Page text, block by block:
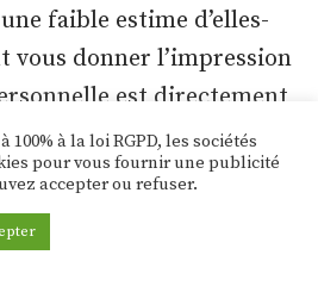
faible estime d’elles-
vous donner l’impression
est directement
soyez ou non dans une
vous cessiez de vous
à la loi RGPD, les sociétés
pour vous fournir une publicité
accepter ou refuser.